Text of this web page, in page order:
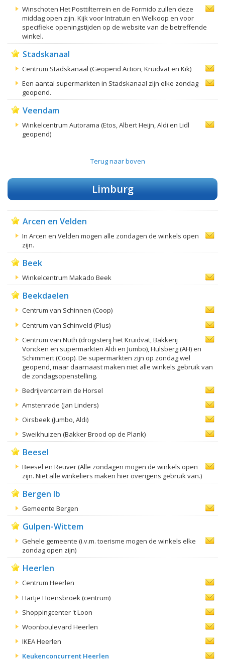
Winschoten Het Posttilterrein en de Formido zullen deze
middag open zijn. Kijk voor Intratuin en Welkoop en voor
specifieke openingstijden op de website van de betreffende
winkel.
Stadskanaal
Centrum Stadskanaal (Geopend Action, Kruidvat en Kik)
Een aantal supermarkten in Stadskanaal zijn elke zondag
geopend.
Veendam
Winkelcentrum Autorama (Etos, Albert Heijn, Aldi en Lidl
geopend)
Terug naar boven
Limburg
Arcen en Velden
In Arcen en Velden mogen alle zondagen de winkels open
zijn.
Beek
Winkelcentrum Makado Beek
Beekdaelen
Centrum van Schinnen (Coop)
Centrum van Schinveld (Plus)
Centrum van Nuth (drogisterij het Kruidvat, Bakkerij
Voncken en supermarkten Aldi en Jumbo), Hulsberg (AH) en
Schimmert (Coop). De supermarkten zijn op zondag wel
geopend, maar daarnaast maken niet alle winkels gebruik van
de zondagsopenstelling.
Bedrijventerrein de Horsel
Amstenrade (Jan Linders)
Oirsbeek (Jumbo, Aldi)
Sweikhuizen (Bakker Brood op de Plank)
Beesel
Beesel en Reuver (Alle zondagen mogen de winkels open
zijn. Niet alle winkeliers maken hier overigens gebruik van.)
Bergen lb
Gemeente Bergen
Gulpen-Wittem
Gehele gemeente (i.v.m. toerisme mogen de winkels elke
zondag open zijn)
Heerlen
Centrum Heerlen
Hartje Hoensbroek (centrum)
Shoppingcenter 't Loon
Woonboulevard Heerlen
IKEA Heerlen
Keukenconcurrent Heerlen